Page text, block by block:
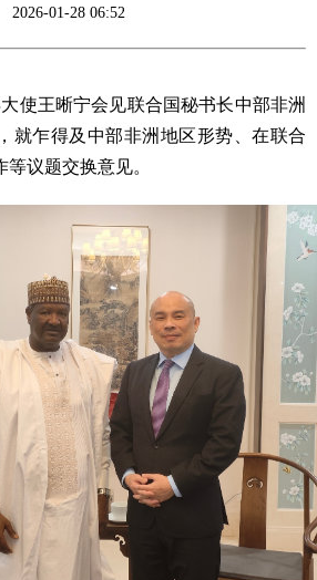
2026-01-28 06:52
使王晰宁会见联合国秘书长中部非洲
就乍得及中部非洲地区形势、在联合
议题交换意见。